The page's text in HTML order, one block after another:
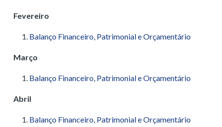
Fevereiro
Balanço Financeiro, Patrimonial e Orçamentário
Março
Balanço Financeiro, Patrimonial e Orçamentário
Abril
Balanço Financeiro, Patrimonial e Orçamentário